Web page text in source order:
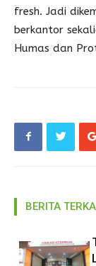
fresh. Jadi
berkantor
Humas dan
BERITA